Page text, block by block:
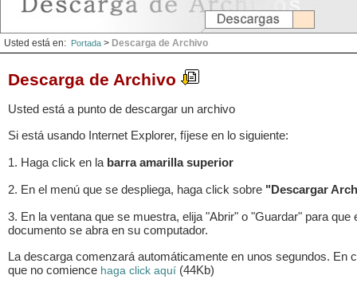
Usted está en: Portada > Descarga de Archivo
Descarga de Archivo
Usted está a punto de descargar un archivo
Si está usando Internet Explorer, fíjese en lo siguiente:
1. Haga click en la barra amarilla superior
2. En el menú que se despliega, haga click sobre "Descargar
3. En la ventana que se muestra, elija "Abrir" o "Guardar" para que
documento se abra en su computador.
La descarga comenzará automáticamente en unos segundos. En
que no comience haga click aquí (44Kb)